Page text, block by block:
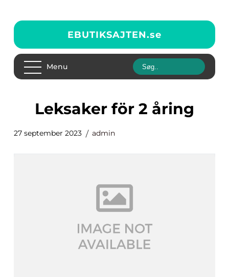
EBUTIKSAJTEN.se
Menu
leksaker för 2 åring
27 september 2023 admin